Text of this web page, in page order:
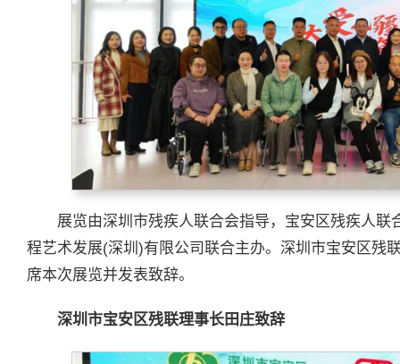
展览由深圳市残疾人联合会指导，宝安区残疾人
程艺术发展(深圳)有限公司联合主办。深圳市宝安区残
席本次展览并发表致辞。
深圳市宝安区残联理事长田庄致辞